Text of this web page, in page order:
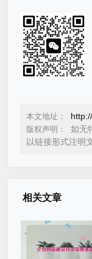
本文地址：
版权声明：
如无
以链接形式注明
相关文章